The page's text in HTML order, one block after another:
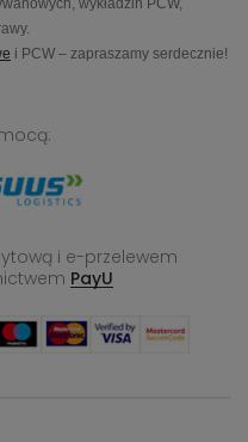
wykładzin PCW,
i PCW – zapraszamy serdecznie!
i e-przelewem
PayU